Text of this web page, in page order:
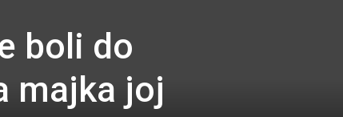
boli do
majka joj